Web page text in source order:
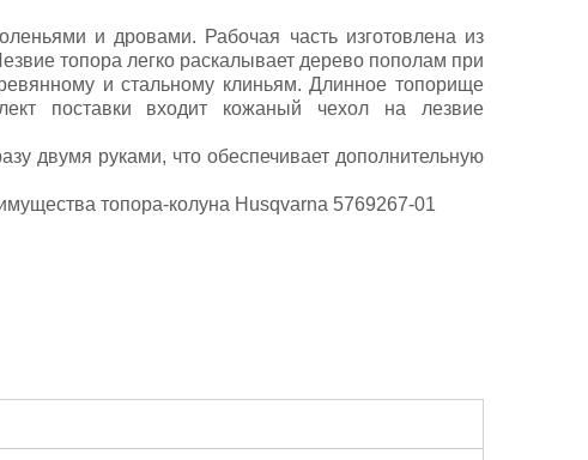
и дровами. Рабочая часть изготовлена из
топора легко раскалывает дерево пополам при
и стальному клиньям. Длинное топорище
поставки входит кожаный чехол на лезвие
двумя руками, что обеспечивает дополнительную
топора-колуна Husqvarna 5769267-01